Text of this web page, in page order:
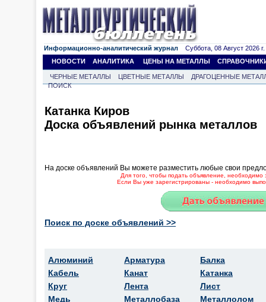
Информационно-аналитический журнал Суббота, 08 Август 2026 г.
НОВОСТИ
АНАЛИТИКА ЦЕНЫ НА МЕТАЛЛЫ
ЧЕРНЫЕ МЕТАЛЛЫ ЦВЕТНЫЕ МЕТАЛЛЫ
ДРАГОЦЕННЫЕ
ПОИСК
Катанка Киров
Доска объявлений рынка металлов
На доске объявлений Вы можете разместить любые свои
Для того, чтобы подать объявление, необходимо
Если Вы уже зарегистрированы - необходимо
Поиск по доске объявлений >>
Алюминий
Кабель
Круг
Медь
Арматура
Канат
Лента
Металлобаза
Балка
Катанка
Лист
Металлолом